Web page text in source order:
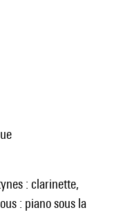
: piano sous la